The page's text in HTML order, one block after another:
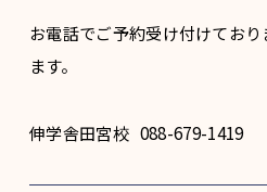
お電話でご予約受け付けてお
ます。
伸学舎田宮校 088-679-1419